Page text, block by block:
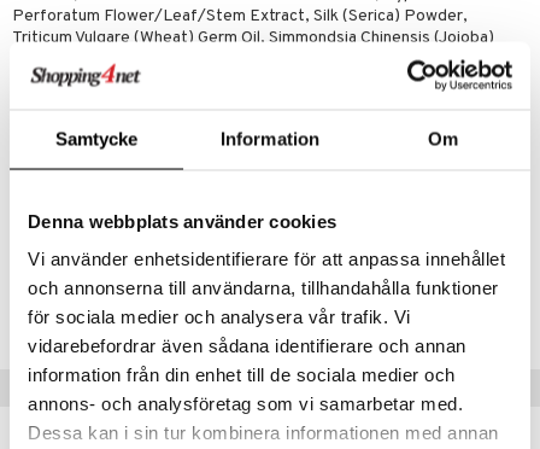
Samtycke Information Om
Denna webbplats använder cookies
Vi använder enhetsidentifierare för att anpassa innehållet
och annonserna till användarna, tillhandahålla funktioner
för sociala medier och analysera vår trafik. Vi
vidarebefordrar även sådana identifierare och annan
information från din enhet till de sociala medier och
annons- och analysföretag som vi samarbetar med.
Dessa kan i sin tur kombinera informationen med annan
Perforatum Flower/Leaf/Stem Extract, Silk (Serica) Powder,
Triticum Vulgare (Wheat) Germ Oil, Simmondsia Chinensis (Jojoba)
Seed Oil, Triticum Vulgare (Wheat) Bran Extract, Lecithin, Fragrance
(Parfum)*, Citronellol*, Geraniol*, Linalool*, Farnesol*, Benzyl
Artikelnr
CDH29-DR-4.5-XX-XX
Lägsta pris senaste 30 dagarna: 169 kr
Tips till dig